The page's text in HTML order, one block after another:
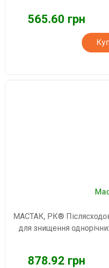
565.60 грн
МАСТАК, РК®
для знищення
878.92 грн